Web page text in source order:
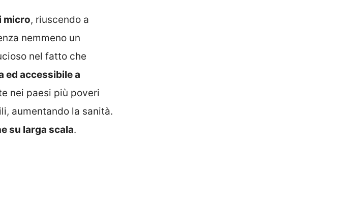
micro, riuscendo a
nemmeno un
nel fatto che
ed accessibile a
nei paesi più poveri
aumentando la sanità.
su larga scala.